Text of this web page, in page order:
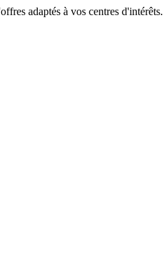
adaptés à vos centres d'intérêts.